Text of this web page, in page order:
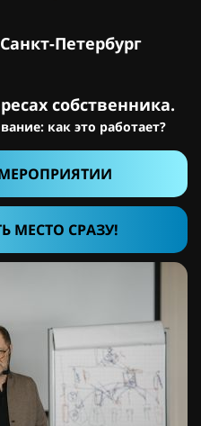
Петербург
собственника.
как это работает?
МЕСТО СРАЗУ!